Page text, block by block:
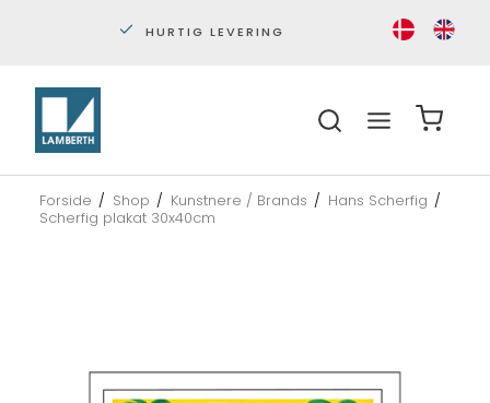
PERSONLIG KUNDESERVICE
Forside / Shop / Kunstnere / Brands / Hans Scherfig /
Scherfig plakat 30x40cm